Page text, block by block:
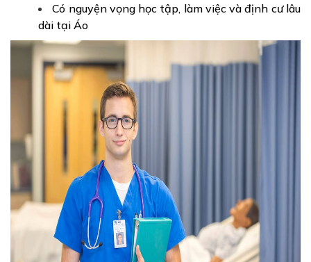
Có nguyện vọng học tập, làm việc và định cư lâu
dài tại Áo